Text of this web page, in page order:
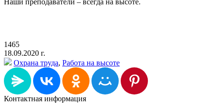
1465
18.09.2020 г.
Охрана труда, Работа на высоте
Контактная информация